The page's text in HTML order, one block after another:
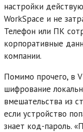
настройки
WorkSpace и не
Телефон или ПК
корпоративные
компании.
Помимо прочего, в
шифрование
вмешательства из
если устройство
знает код-пароль.